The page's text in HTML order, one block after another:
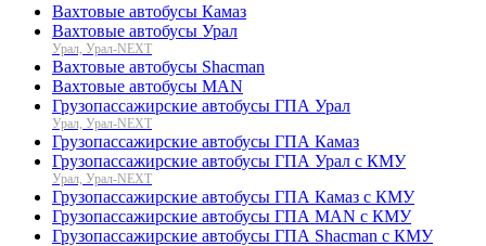
Вахтовые автобусы Камаз
Вахтовые автобусы Урал
Урал, Урал-NEXT
Вахтовые автобусы Shacman
Вахтовые автобусы MAN
Грузопассажирские автобусы ГПА Урал
Урал, Урал-NEXT
Грузопассажирские автобусы ГПА Камаз
Грузопассажирские автобусы ГПА Урал с КМУ
Урал, Урал-NEXT
Грузопассажирские автобусы ГПА Камаз с КМУ
Грузопассажирские автобусы ГПА MAN с КМУ
Грузопассажирские автобусы ГПА Shacman с КМУ